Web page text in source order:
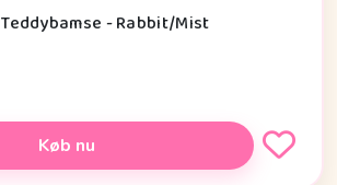
- Rabbit/Mist
Køb nu